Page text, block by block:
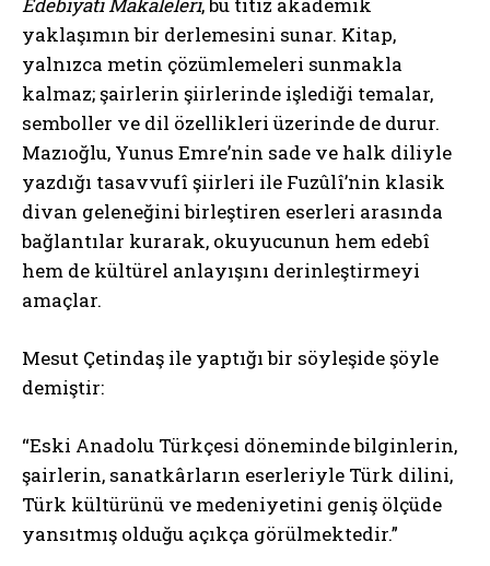
Edebiyatı Makaleleri, bu titiz akademik
yaklaşımın bir derlemesini sunar. Kitap,
yalnızca metin çözümlemeleri sunmakla
kalmaz; şairlerin şiirlerinde işlediği temalar,
semboller ve dil özellikleri üzerinde de durur.
Mazıoğlu, Yunus Emre’nin sade ve halk diliyle
yazdığı tasavvufî şiirleri ile Fuzûlî’nin klasik
divan geleneğini birleştiren eserleri arasında
bağlantılar kurarak, okuyucunun hem edebî
hem de kültürel anlayışını derinleştirmeyi
amaçlar.
Mesut Çetindaş ile yaptığı bir söyleşide şöyle
demiştir:
“Eski Anadolu Türkçesi döneminde bilginlerin,
şairlerin, sanatkârların eserleriyle Türk dilini,
Türk kültürünü ve medeniyetini geniş ölçüde
yansıtmış olduğu açıkça görülmektedir.”